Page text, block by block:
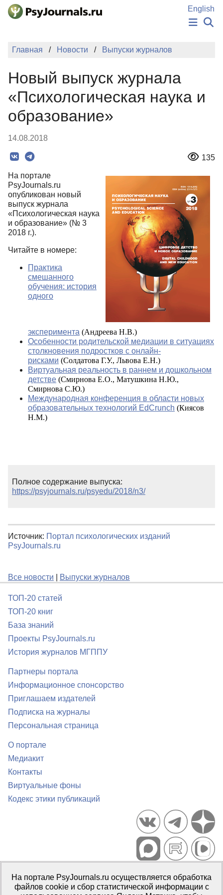
Перейти к основному содержанию
English
НОВОСТИ
ПОДАТЬ РУКОПИСЬ
КЛЮЧЕВЫЕ СЛОВА
Регистрация
Главная Новости Выпуски журналов
Новый выпуск журнала
«Психологическая наука и
образование»
14.08.2018
135
На портале
PsyJournals.ru
опубликован новый
выпуск журнала
«Психологическая наука
и образование» (№ 3
2018 г.).
Читайте в номере:
Практика
смешанного
обучения: история
одного
эксперимента (Андреева Н.В.)
Особенности родительской медиации в ситуациях
столкновения подростков с онлайн-
рисками (Солдатова Г.У., Львова Е.Н.)
Виртуальная реальность в раннем и дошкольном
детстве (Смирнова Е.О., Матушкина Н.Ю.,
Смирнова С.Ю.)
Международная конференция в области новых
образовательных технологий EdCrunch (Киясов
Н.М.)
Полное содержание выпуска:
https://psyjournals.ru/psyedu/2018/n3/
Источник: Портал психологических изданий
PsyJournals.ru
Все новости Выпуски журналов
ТОП-20 статей
ТОП-20 книг
База знаний
Проекты PsyJournals.ru
История журналов МГППУ
Партнеры портала
Информационное спонсорство
Приглашаем издателей
Подписка на журналы
Персональная страница
О портале
Медиакит
Контакты
Виртуальные фоны
Кодекс этики публикаций
Портал психологических изданий PsyJournals.ru, 2007–2026
Правила использования материалов
На портале PsyJournals.ru осуществляется обработка
файлов cookie и сбор статистической информации с